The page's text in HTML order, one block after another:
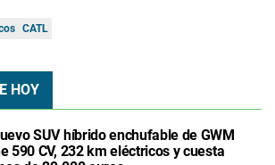
CATL
HOY
SUV híbrido enchufable de GWM
590 CV, 232 km eléctricos y cuesta